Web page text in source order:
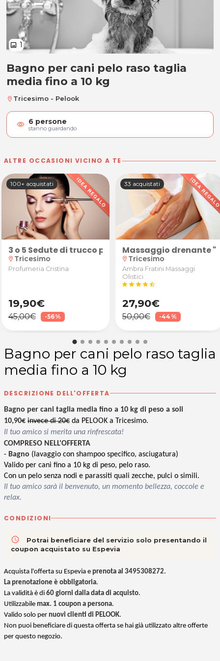
image 1
Bagno per cani pelo raso taglia
Bagno per cani pelo raso taglia
media fino a 10 kg
location_on Tricesimo - Pelook
visibility 6 persone
stanno guardando
ALTRE OCCASIONI VICINO A TE
di Tavagnacco
zone a scelta tra addome, glutei, cosce, retro
di cocco o mandarino della durata di 60' o
100+ acquistati
3 o 5 Sedute di trucco professionale eseguito da
location_on Tricesimo
Profumeria Cristina
19,90€
45,00€ -56%
33 acquistati
Massaggio drenante
location_on Tricesimo
Ambra Fratini Massaggi
Olistici
starstarstarstarstar_half
27,90€
50,00€ -44%
Bagno per cani pelo raso taglia
media fino a 10 kg
DESCRIZIONE DELL'OFFERTA
Bagno per cani taglia media fino a 10 kg di peso a soli
10,90€ invece di 20€ da PELOOK a Tricesimo.
Il tuo amico si merita una rinfrescata!
COMPRESO NELL'OFFERTA
- Bagno (lavaggio con shampoo specifico, asciugatura)
Valido per cani fino a 10 kg di peso, pelo raso.
Con un pelo senza nodi e parassiti quali zecche, pulci o simili.
Il tuo amico sarà il benvenuto, un momento bellezza, coccole e
relax.
CONDIZIONI
access_time
Potrai beneficiare del servizio solo presentando il
coupon acquistato su Espevia
Acquista l'offerta su Espevia e prenota al 3495308272.
La prenotazione è obbligatoria.
La validità è di 60 giorni dalla data di acquisto.
Utilizzabile max. 1 coupon a persona.
Valido solo per nuovi clienti di PELOOK.
Non puoi beneficiare di questa offerta se hai già utilizzato altre offerte
per questo negozio.